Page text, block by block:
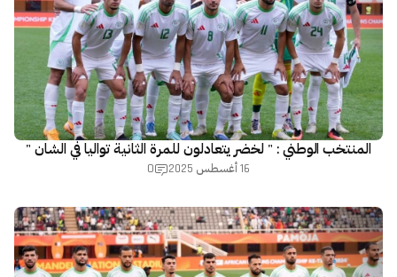
المنتخب الوطني : " لخضر يتعادلون للمرة الثانية تواليا في الشان "
16 أغسطس 2025 0